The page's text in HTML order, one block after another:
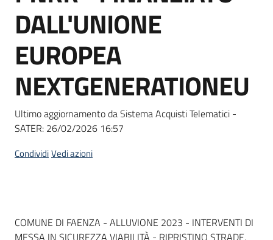
DALL'UNIONE
EUROPEA
NEXTGENERATIONEU
Ultimo aggiornamento da Sistema Acquisti Telematici -
SATER: 26/02/2026 16:57
CondividiVedi azioni
Dati del bando
COMUNE DI FAENZA - ALLUVIONE 2023 - INTERVENTI DI
MESSA IN SICUREZZA VIABILITÀ - RIPRISTINO STRADE,